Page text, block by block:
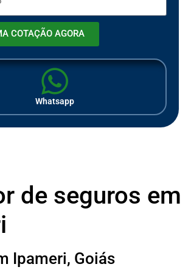
COTAÇÃO AGORA
Whatsapp
de seguros em
Ipameri, Goiás